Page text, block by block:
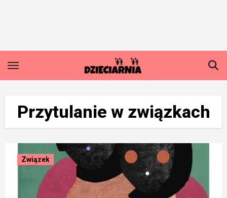
Przytulanie w związkach
Związek